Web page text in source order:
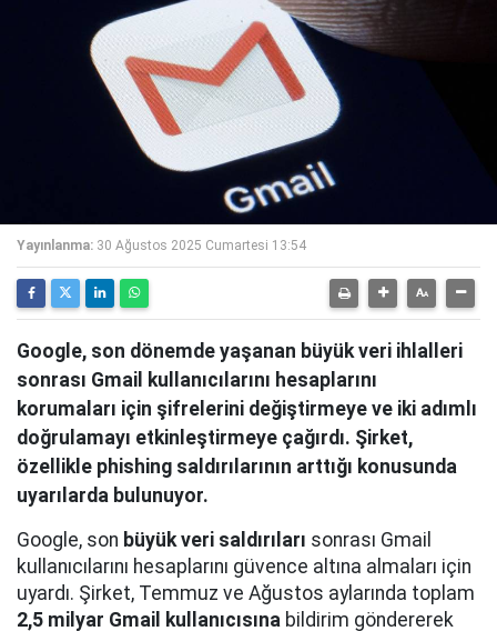
Yayınlanma: 30 Ağustos 2025 Cumartesi 13:54
Google, son dönemde yaşanan büyük veri ihlalleri
sonrası Gmail kullanıcılarını hesaplarını
korumaları için şifrelerini değiştirmeye ve iki adımlı
doğrulamayı etkinleştirmeye çağırdı. Şirket,
özellikle phishing saldırılarının arttığı konusunda
uyarılarda bulunuyor.
Google, son büyük veri saldırıları sonrası Gmail
kullanıcılarını hesaplarını güvence altına almaları için
uyardı. Şirket, Temmuz ve Ağustos aylarında toplam
2,5 milyar Gmail kullanıcısına bildirim göndererek